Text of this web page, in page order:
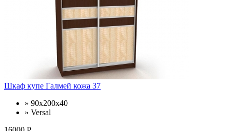
Шкаф купе Галмей кожа 37
» 90х200х40
» Versal